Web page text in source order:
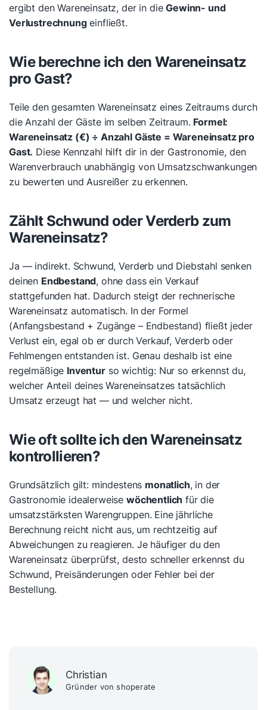
ergibt den Wareneinsatz, der in dieGewinn- und
Verlustrechnungeinfließt.
Wie berechne ich den Wareneinsatz
pro Gast?
Teile den gesamten Wareneinsatz eines Zeitraums durch
die Anzahl der Gäste im selben Zeitraum. Formel:
Wareneinsatz (€) ÷ Anzahl Gäste = Wareneinsatz pro
Gast. Diese Kennzahl hilft dir in der Gastronomie, den
Warenverbrauch unabhängig von Umsatzschwankungen
zu bewerten und Ausreißer zu erkennen.
Zählt Schwund oder Verderb zum
Wareneinsatz?
Ja — indirekt. Schwund, Verderb und Diebstahl senken
deinen Endbestand, ohne dass ein Verkauf
stattgefunden hat. Dadurch steigt der rechnerische
Wareneinsatz automatisch. In der Formel
(Anfangsbestand + Zugänge – Endbestand) fließt jeder
Verlust ein, egal ob er durch Verkauf, Verderb oder
Fehlmengen entstanden ist. Genau deshalb ist eine
regelmäßige Inventurso wichtig: Nur so erkennst du,
welcher Anteil deines Wareneinsatzes tatsächlich
Umsatz erzeugt hat — und welcher nicht.
Wie oft sollte ich den Wareneinsatz
kontrollieren?
Grundsätzlich gilt: mindestens monatlich, in der
Gastronomie idealerweise wöchentlich für die
umsatzstärksten Warengruppen. Eine jährliche
Berechnung reicht nicht aus, um rechtzeitig auf
Abweichungen zu reagieren. Je häufiger du den
Wareneinsatz überprüfst, desto schneller erkennst du
Schwund, Preisänderungen oder Fehler bei der
Bestellung.
Christian
Gründer von shoperate